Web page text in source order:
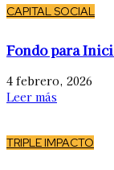
CAPITAL SOCIAL
Fondo para
4 febrero, 2026
Leer más
TRIPLE IMPACTO